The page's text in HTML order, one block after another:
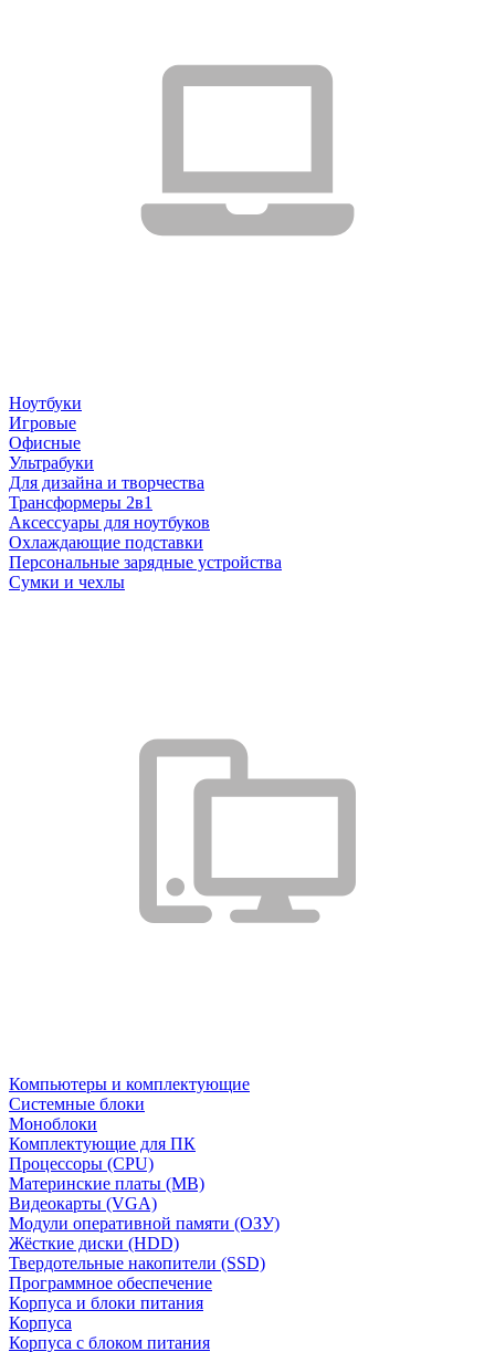
Ноутбуки
Игровые
Офисные
Ультрабуки
Для дизайна и творчества
Трансформеры 2в1
Аксессуары для ноутбуков
Охлаждающие подставки
Персональные зарядные устройства
Сумки и чехлы
Компьютеры и комплектующие
Системные блоки
Моноблоки
Комплектующие для ПК
Процессоры (CPU)
Материнские платы (MB)
Видеокарты (VGA)
Модули оперативной памяти (ОЗУ)
Жёсткие диски (HDD)
Твердотельные накопители (SSD)
Программное обеспечение
Корпуса и блоки питания
Корпуса
Корпуса с блоком питания